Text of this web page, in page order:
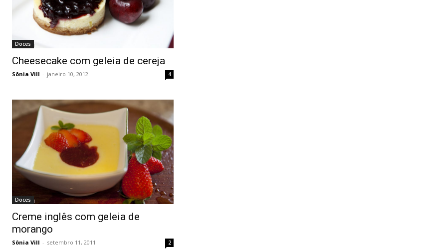
Doces
Cheesecake com geleia de cereja
Sônia Vill - janeiro 10, 2012 4
Doces
Creme inglês com geleia de
morango
Sônia Vill - setembro 11, 2011 2